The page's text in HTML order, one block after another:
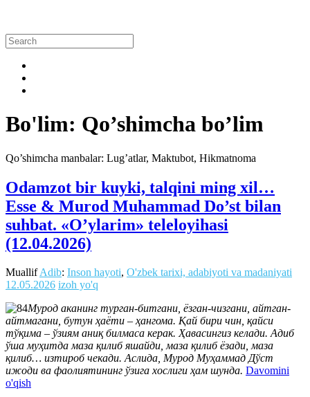
Bo'lim: Qo’shimcha bo’lim
Qo’shimcha manbalar: Lug’atlar, Maktubot, Hikmatnoma
Odamzot bir kuyki, talqini ming xil…
Esse & Murod Muhammad Do’st bilan
suhbat. «O’ylarim» teleloyihasi
(12.04.2026)
MuallifAdib: Inson hayoti, O'zbek tarixi, adabiyoti va madaniyati
12.05.2026 izoh yo'q
Мурод аканинг турган-битгани, ёзган-чизгани, айтган-
айтмагани, бутун ҳаёти – ҳангома. Қай бири чин, қайси
тўқима – ўзиям аниқ билмаса керак. Ҳавасингиз келади. Адиб
ўша муҳитда маза қилиб яшайди, маза қилиб ёзади, маза
қилиб… изтироб чекади. Аслида, Мурод Муҳаммад Дўст
ижоди ва фаолиятининг ўзига хослиги ҳам шунда. Davomini
o'qish